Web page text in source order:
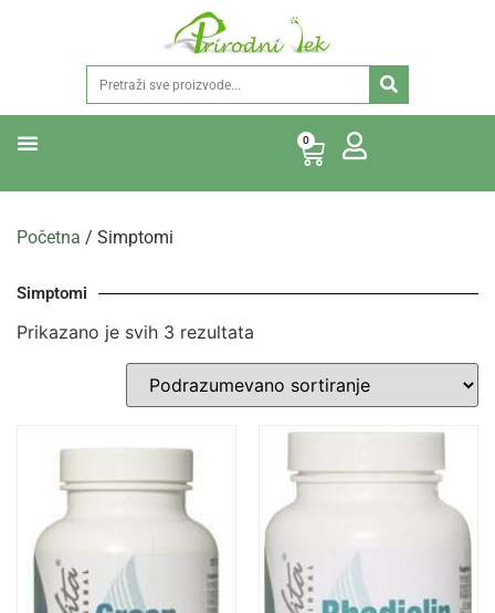
0
Početna / Simptomi
Simptomi
Prikazano je svih 3 rezultata